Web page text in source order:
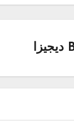
دیجیزا